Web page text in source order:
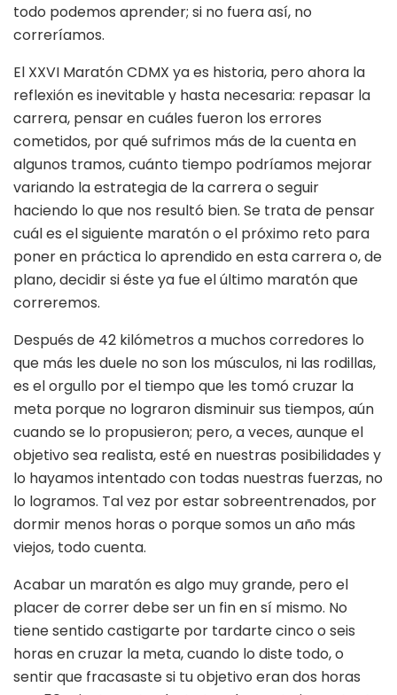
todo podemos aprender; si no fuera así, no
correríamos.
El XXVI Maratón CDMX ya es historia, pero ahora la
reflexión es inevitable y hasta necesaria: repasar la
carrera, pensar en cuáles fueron los errores
cometidos, por qué sufrimos más de la cuenta en
algunos tramos, cuánto tiempo podríamos mejorar
variando la estrategia de la carrera o seguir
haciendo lo que nos resultó bien. Se trata de pensar
cuál es el siguiente maratón o el próximo reto para
poner en práctica lo aprendido en esta carrera o, de
plano, decidir si éste ya fue el último maratón que
correremos.
Después de 42 kilómetros a muchos corredores lo
que más les duele no son los músculos, ni las rodillas,
es el orgullo por el tiempo que les tomó cruzar la
meta porque no lograron disminuir sus tiempos, aún
cuando se lo propusieron; pero, a veces, aunque el
objetivo sea realista, esté en nuestras posibilidades y
lo hayamos intentado con todas nuestras fuerzas, no
lo logramos. Tal vez por estar sobreentrenados, por
dormir menos horas o porque somos un año más
viejos, todo cuenta.
Acabar un maratón es algo muy grande, pero el
placer de correr debe ser un fin en sí mismo. No
tiene sentido castigarte por tardarte cinco o seis
horas en cruzar la meta, cuando lo diste todo, o
sentir que fracasaste si tu objetivo eran dos horas